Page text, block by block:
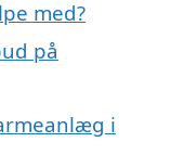
med?
på
i